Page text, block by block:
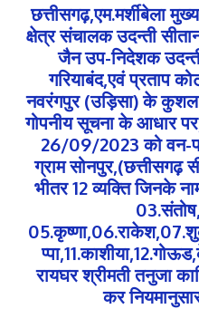
छत्तीसगढ़,एम.मर्शीबेला
क्षेत्र संचालक उदन्ती
जैन उप-निदेशक उदन्ती
गरियाबंद,एवं प्रताप
नवरंगपुर (उड़िसा) के कुशल
गोपनीय सूचना के आधार
26/09/2023 को वन-
ग्राम सोनपुर,(छत्तीसगढ़
भीतर 12 व्यक्ति जिनके
रायघर श्रीमती तनुजा
कर